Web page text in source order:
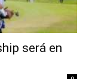
será en